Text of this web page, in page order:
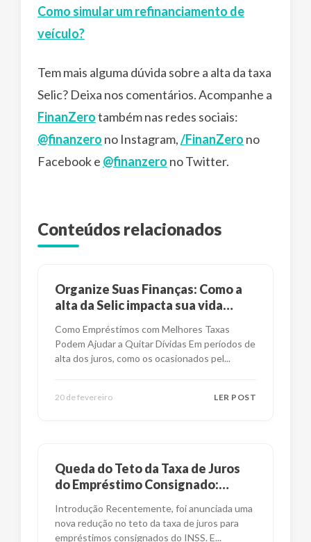
Como simular um refinanciamento de
veículo?
Tem mais alguma dúvida sobre a alta da taxa
Selic? Deixa nos comentários. Acompanhe a
FinanZerotambém nas redes sociais:
@finanzero no Instagram,/FinanZero no
Facebook e @finanzero no Twitter.
Conteúdos relacionados
Organize Suas Finanças: Como a
alta da Selic impacta sua vida
Como Empréstimos com Melhores Taxas
Podem Ajudar a Quitar Dívidas Em períodos de
alta dos juros, como os ocasionados pel...
20 de fevereiro LER POST
Queda do Teto da Taxa de Juros
do Empréstimo Consignado:
Introdução Recentemente, foi anunciada uma
nova redução no teto da taxa de juros para
empréstimos consignados do INSS. E...